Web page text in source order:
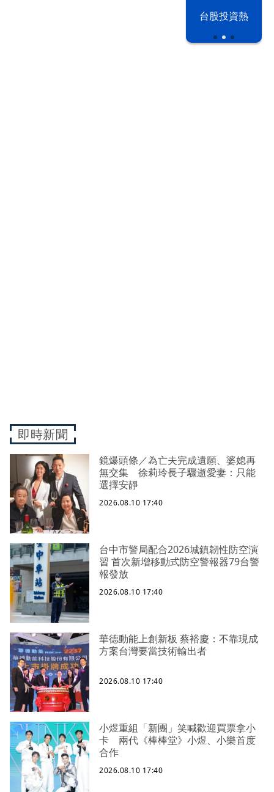
台股投資熱
即時新聞
鏡爆頭條／為亡夫完成遺願、婆媳再
無交集 徐莉玲長子驟逝愛妻：只能
選擇安靜
2026.08.10 17:40
台中市警局配合2026城鎮韌性防空演
習 首次新增移動式防空警報器79台警
報發放
2026.08.10 17:40
華德動能上創新板 蔡裕慶：不靠現成
方案台灣要當技術輸出者
2026.08.10 17:40
小煜重組「新團」笑喊歡迎買票拿小
卡 兩代《棒棒堂》小煜、小樂首度
合作
2026.08.10 17:40